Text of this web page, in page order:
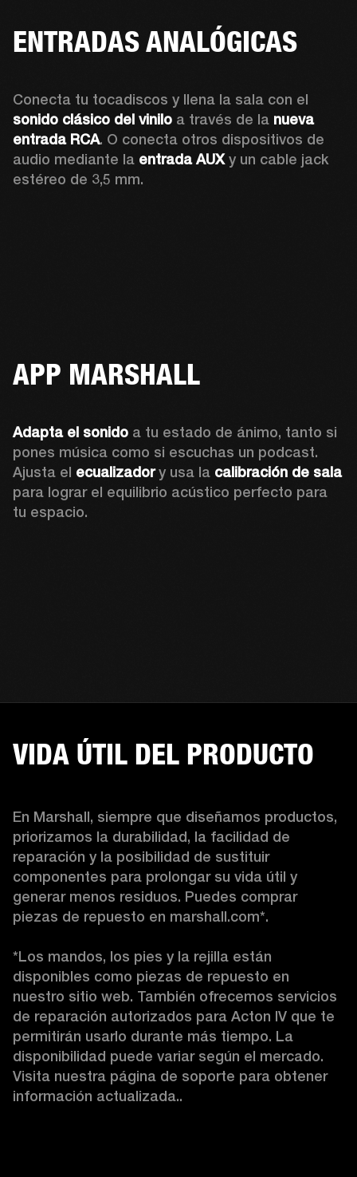
ENTRADAS ANALÓGICAS
sonido clásico del vinilo a través de la nueva
entrada RCA. O conecta otros dispositivos de
audio mediante la entrada AUX y un cable jack
estéreo de 3,5 mm.
APP MARSHALL
Adapta el sonido a tu estado de ánimo, tanto si
pones música como si escuchas un podcast.
Ajusta el ecualizador y usa la
calibración de sala
para lograr el equilibrio acústico perfecto para
tu espacio.
VIDA ÚTIL DEL PRODUCTO
En Marshall, siempre que diseñamos productos,
priorizamos la durabilidad, la facilidad de
reparación y la posibilidad de sustituir
componentes para prolongar su vida útil y
generar menos residuos. Puedes comprar
piezas de repuesto en marshall.com*.
*Los mandos, los pies y la rejilla están
disponibles como piezas de repuesto en
nuestro sitio web. También ofrecemos servicios
de reparación autorizados para Acton IV que te
permitirán usarlo durante más tiempo. La
disponibilidad puede variar según el mercado.
Visita nuestra página de soporte para obtener
información actualizada..